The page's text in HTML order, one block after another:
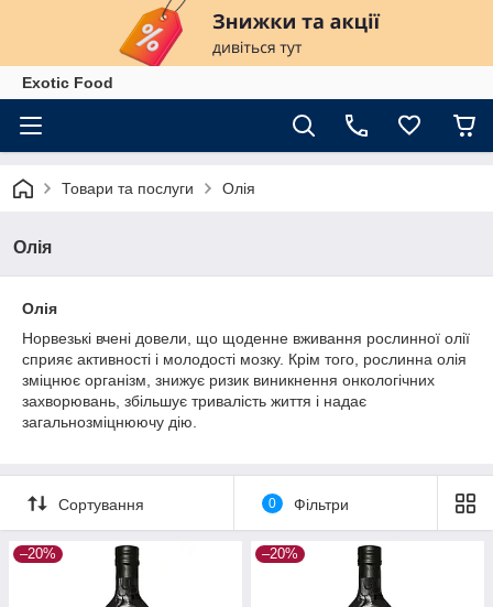
Exotiс Food
Товари та послуги Олія
Олія
Олія
Норвезькі вчені довели, що щоденне вживання рослинної олії
сприяє активності і молодості мозку. Крім того, рослинна олія
зміцнює організм, знижує ризик виникнення онкологічних
захворювань, збільшує тривалість життя і надає
загальнозміцнюючу дію.
Сортування 0 Фільтри
–20% –20%